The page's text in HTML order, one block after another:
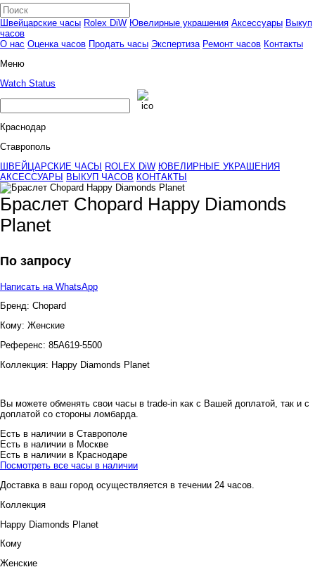
Швейцарские часы Rolex DiW Ювелирные украшения Аксессуары Выкуп
часов
О нас Оценка часов Продать часы Экспертиза Ремонт часов Контакты
Меню
Watch Status
Краснодар
Ставрополь
ШВЕЙЦАРСКИЕ ЧАСЫ
ROLEX DiW ЮВЕЛИРНЫЕ УКРАШЕНИЯ
АКСЕССУАРЫ
ВЫКУП ЧАСОВ КОНТАКТЫ
Браслет Chopard Happy Diamonds
Planet
По запросу
Написать на WhatsApp
Бренд: Chopard
Кому: Женские
Референс: 85A619-5500
Коллекция: Happy Diamonds Planet
Вы можете обменять свои часы в trade-in как с Вашей доплатой, так и с
доплатой со стороны ломбарда.
Есть в наличии в Ставрополе
Есть в наличии в Москве
Есть в наличии в Краснодаре
Посмотреть все часы в наличии
Доставка в ваш город осуществляется в течении 24 часов.
Коллекция
Happy Diamonds Planet
Кому
Женские